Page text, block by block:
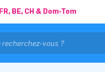
FR, BE, CH & Dom-Tom